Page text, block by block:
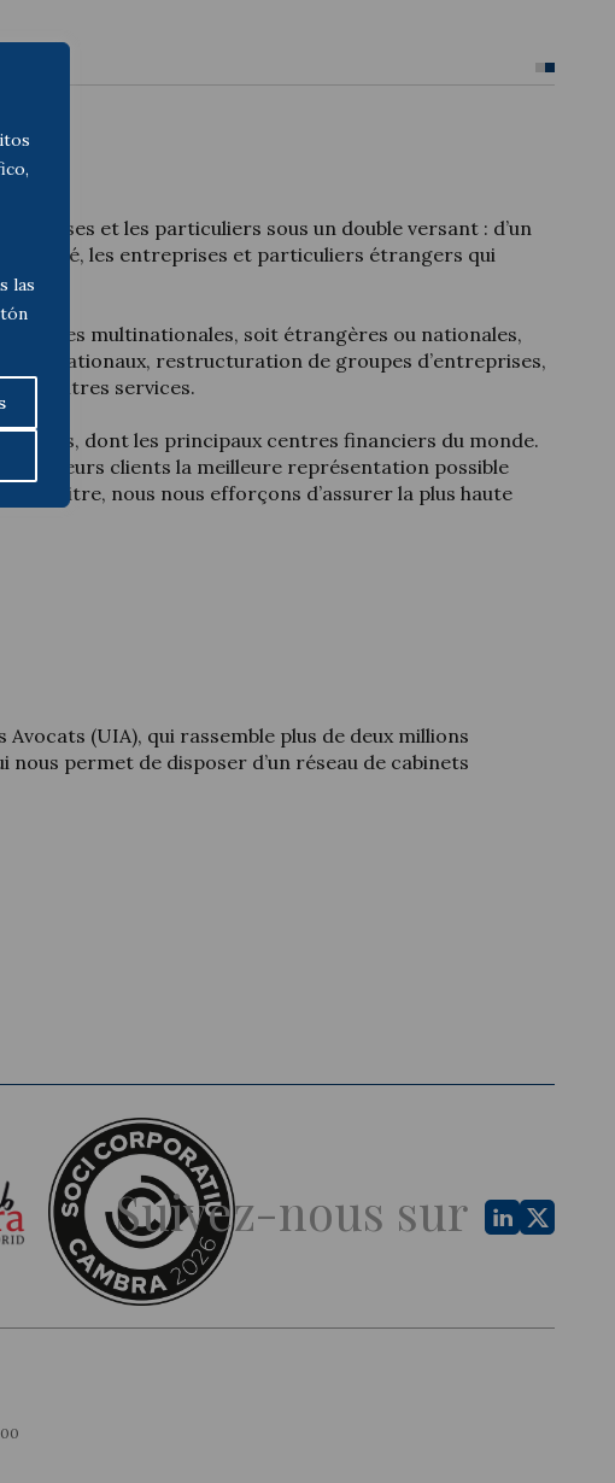
las
et les particuliers sous un double versant : d’un
côté, les entreprises et particuliers étrangers qui
multinationales, soit étrangères ou nationales,
internationaux, restructuration de groupes d’entreprises,
d’autres services.
villes, dont les principaux centres financiers du monde.
à leurs clients la meilleure représentation possible
ce titre, nous nous efforçons d’assurer la plus haute
(UIA), qui rassemble plus de deux millions
nous permet de disposer d’un réseau de cabinets
Suivez-nous sur